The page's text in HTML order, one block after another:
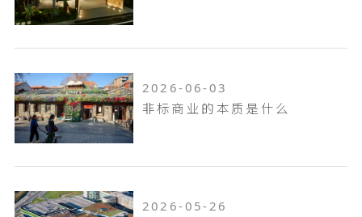
2026-06-03
非标商业的本质是什么
2026-05-26